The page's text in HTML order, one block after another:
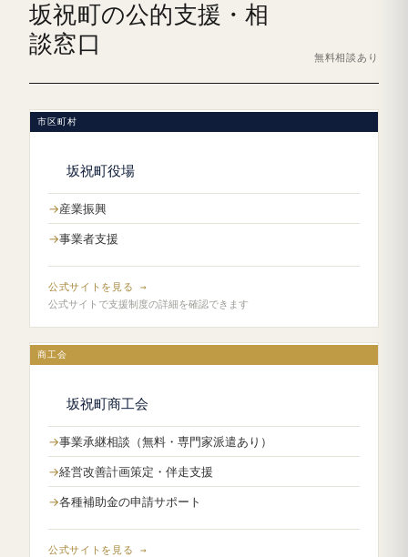
坂祝町の公的支援・相
談窓口
無料相談あり
市区町村
坂祝町役場
産業振興
事業者支援
公式サイトを見る →
公式サイトで支援制度の詳細を確認できます
商工会
坂祝町商工会
事業承継相談（無料・専門家派遣あり）
経営改善計画策定・伴走支援
各種補助金の申請サポート
公式サイトを見る →